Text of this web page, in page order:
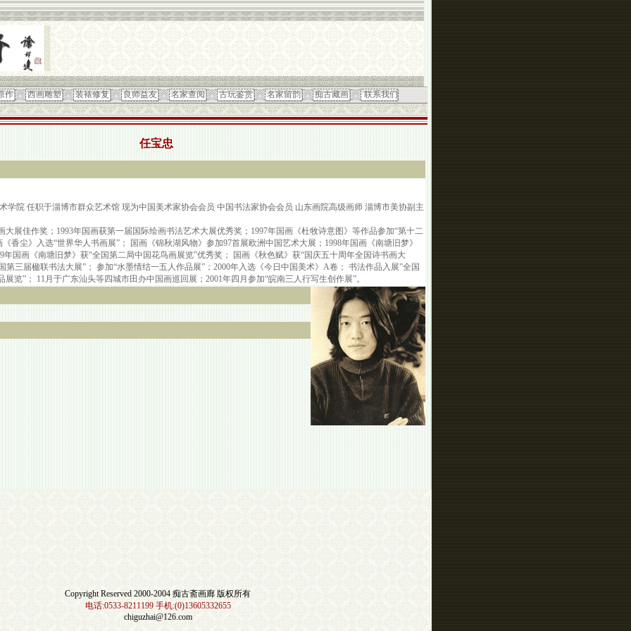
作 西画雕塑 装裱修复 良师益友 名家查阅 古玩鉴赏 名家留韵 痴古藏画 联系我们
任宝忠
学院 任职于淄博市群众艺术馆 现为中国美术家协会会员 中国书法家协会会员 山东画院高级画师 淄博市美协副主
大展佳作奖；1993年国画获第一届国际绘画书法艺术大展优秀奖；1997年国画《杜牧诗意图》等作品参加“第十二
香尘》入选“世界华人书画展”； 国画《锦秋湖风物》参加97首展欧洲中国艺术大展；1998年国画《南塘旧梦》
年国画《南塘旧梦》获“全国第二局中国花鸟画展览”优秀奖； 国画《秋色赋》获“国庆五十周年全国诗书画大
第三届楹联书法大展”； 参加“水墨情结一五人作品展”；2000年入选《今日中国美术》A卷； 书法作品入展”全国
览”； 11月于广东汕头等四城市田办中国画巡回展；2001年四月参加“皖南三人行写生创作展”。
Copyright Reserved 2000-2004 痴古斋画廊 版权所有
电话:0533-8211199 手机:(0)13605332655
chiguzhai@126.com